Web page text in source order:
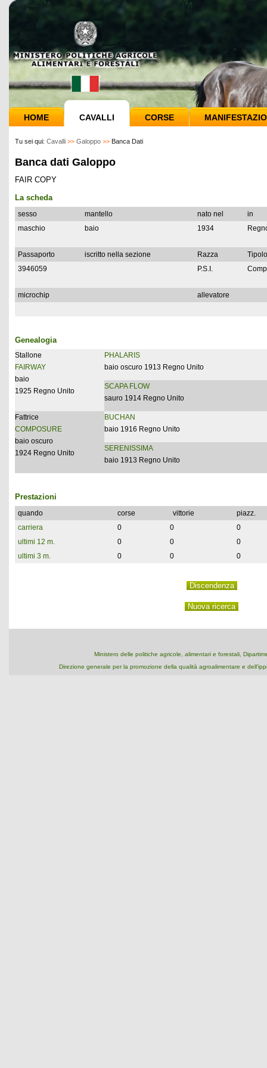
HOME CAVALLI CORSE
Tu sei qui: Cavalli >> Galoppo >> Banca Dati
Banca dati Galoppo
FAIR COPY
La scheda
sesso mantello nato nel
in
maschio
baio 1934
Passaporto iscritto nella sezione Razza
3946059
P.S.I.
microchip allevatore
Genealogia
Stallone
FAIRWAY
baio
1925 Regno Unito
PHALARIS
baio oscuro 1913 Regno Unito
SCAPA FLOW
sauro 1914 Regno Unito
Fattrice
COMPOSURE
baio oscuro
1924 Regno Unito
BUCHAN
baio 1916 Regno Unito
SERENISSIMA
baio 1913 Regno Unito
Prestazioni
quando corse vittorie
piazz.
carriera
0 0
0
ultimi 12 m.
0 0
0
ultimi 3 m.
0 0 0
Ministero delle politiche agricole, alimentari e forestali,
Direzione generale per la promozione della qualità agroalimentare e